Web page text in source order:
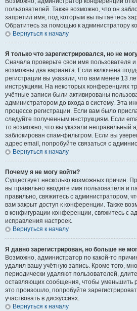
пользователей. Также возможно, что он
запретил имя, под которым вы пытаетесь
Обратитесь за помощью к администратору
Вернуться к началу
Я только что зарегистрировался, но не
Сначала проверьте свои имя пользователя
возможны два варианта. Если включена
регистрации вы указали, что вам менее 13
инструкциям. На некоторых конференциях
учётные записи были активированы
администратором до входа в систему. Эта
процессе регистрации. Если вам было
следуйте полученным инструкциям. Если
то возможно, что вы указали неправильный
заблокирован спам-фильтром. Если вы
адрес email, попробуйте связаться с
Вернуться к началу
Почему я не могу войти?
Существует несколько возможных причин.
вы правильно вводите имя пользователя и
правильно, свяжитесь с администратором,
вам закрыт доступ к конференции. Также
в конфигурации конференции, свяжитесь с
исправления настроек.
Вернуться к началу
Я давно зарегистрирован, но больше не
Возможно, администратор по какой-то
удалил вашу учётную запись. Кроме того,
периодически удаляют пользователей,
оставляющих сообщения, чтобы уменьшить
это произошло, попробуйте
участвовать в дискуссиях.
Вернуться к началу